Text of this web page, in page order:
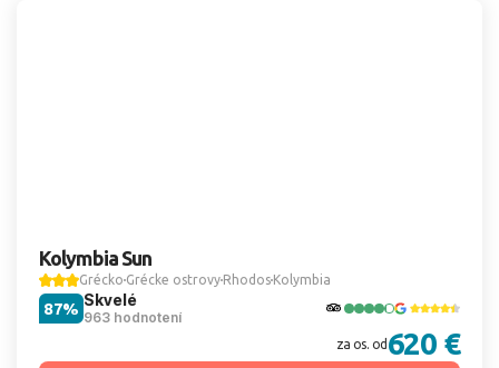
Kolymbia Sun
Grécko Grécke ostrovy Rhodos Kolymbia
Skvelé
963 hodnotení
87%
za os. od 620 €